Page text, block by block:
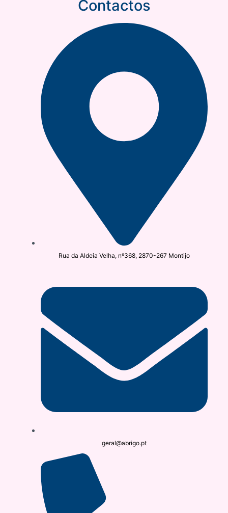
Contactos
Rua da Aldeia Velha, nº368, 2870-267 Montijo
geral@abrigo.pt